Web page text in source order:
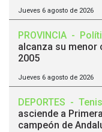
Jueves 6 agosto de 2026
PROVINCIA -
alcanza su menor
2005
Jueves 6 agosto de 2026
DEPORTES - Tenis
asciende a
campeón de